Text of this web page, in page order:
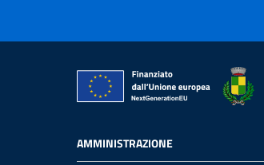
AMMINISTRAZIONE